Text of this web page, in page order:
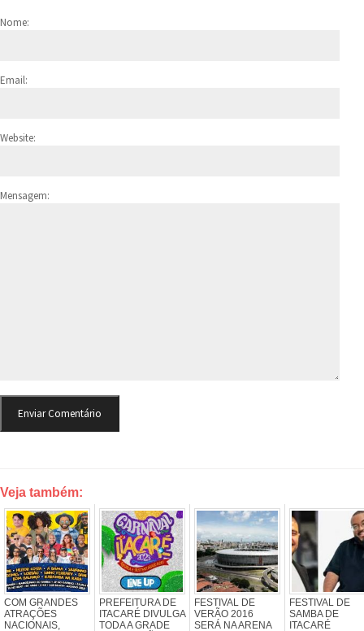
Nome:
Email:
Website:
Mensagem:
Veja também:
COM GRANDES
ATRAÇÕES
NACIONAIS,
PREFEITURA DE
ITACARÉ DIVULGA
TODA A GRADE
FESTIVAL DE
VERÃO 2016
SERÁ NA ARENA
FESTIVAL DE
SAMBA DE
ITACARÉ